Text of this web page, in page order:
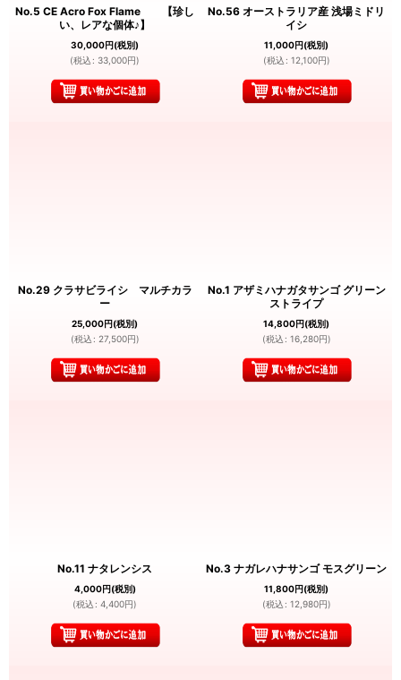
No.5 CE Acro Fox Flame 【珍し
い、レアな個体♪】
30,000円(税別)
(税込 : 33,000円)
No.56 オーストラリア産 浅場ミドリ
イシ
11,000円(税別)
(税込 : 12,100円)
No.29 クラサビライシ マルチカラ
ー
25,000円(税別)
(税込 : 27,500円)
No.1 アザミハナガタサンゴ グリーン
ストライプ
14,800円(税別)
(税込 : 16,280円)
No.11 ナタレンシス
4,000円(税別)
(税込 : 4,400円)
No.3 ナガレハナサンゴ モスグリーン
11,800円(税別)
(税込 : 12,980円)